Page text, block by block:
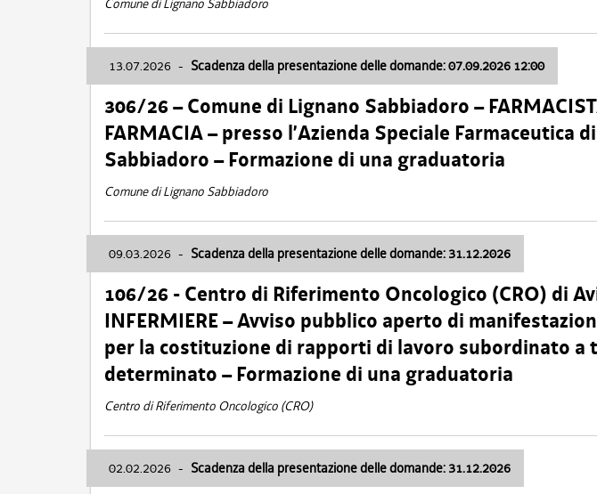
Comune di Lignano Sabbiadoro
13.07.2026 - Scadenza della presentazione delle domande: 07.09.2026 12:00
306/26 – Comune di Lignano Sabbiadoro –
FARMACIA – presso l’Azienda Speciale Farmaceutica
Sabbiadoro – Formazione di una graduatoria
Comune di Lignano Sabbiadoro
09.03.2026 - Scadenza della presentazione delle domande: 31.12.2026
106/26 - Centro di Riferimento Oncologico (CRO) di
INFERMIERE – Avviso pubblico aperto di
per la costituzione di rapporti di lavoro subordinato a
determinato – Formazione di una graduatoria
Centro di Riferimento Oncologico (CRO)
02.02.2026 - Scadenza della presentazione delle domande: 31.12.2026